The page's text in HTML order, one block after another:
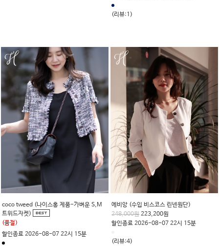
(리뷰:1)
coco tweed (나이스홍 제품-가벼운 S,M
트위드자켓)
(품절)
할인종료 2026-08-07 22시 15분
에비앙 (수입 비스코스 린넨원단)
248,000원 223,200원
할인종료 2026-08-07 22시 15분
(리뷰:4)